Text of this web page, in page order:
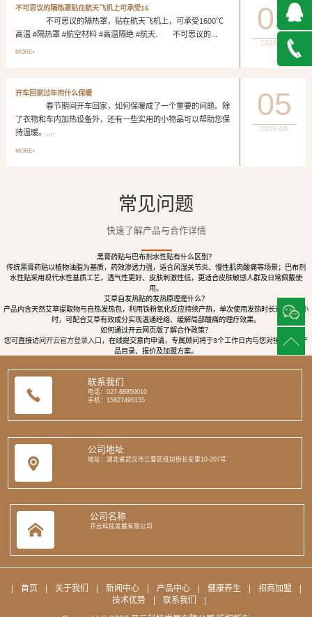
不可思议的隔热罩贴在航天飞机上可承受16
不可思议的隔热罩，贴在航天飞机上，可承受1600℃
高温 #隔热罩 #航空材料 #高温隔绝 #航天. 不可思议的...
MORE+
05
2026-08
开车回家过年用什么保暖
春节期间开车回家，如何保暖成了一个重要的问题。除
了衣物和车内加热设备外，还有一些实用的小物品可以帮助您保
持温暖。...
MORE+
05
2026-08
常见问题
快速了解产品与合作详情
黑膏药贴与巴布剂水性贴有什么区别？
传统黑膏药贴以植物油脂为基质，药效渗透力强，适合风湿关节炎、慢性肌肉酸痛等场景；巴布剂
水性贴采用现代水性基质工艺，透气性更好、皮肤刺激性低，更适合皮肤敏感人群及日常佩戴使
用。
艾草自发热贴的发热原理是什么？
产品内含天然艾草提取物与自热发热包，利用铁粉氧化反应持续产热，单次使用发热时长达8至12小
时，可配合艾草有效成分实现温通经络、缓解局部酸痛的理疗效果。
如何通过开云网页版了解合作政策？
您可直接访问 开云官方登录入口，在线提交意向申请，专属顾问将于3个工作日内与您对接，提供产
品目录、报价及加盟方案。
联系我们
电话：027-88850010
手机：15827495155
公司地址
地址：湖北省武汉市江夏区纸坊街长安里10-207号
公司名称
开云科技发展有限公司
首页 关于我们 新闻中心 产品中心 健康养生 招商加盟
技术优势
联系我们
QQ在